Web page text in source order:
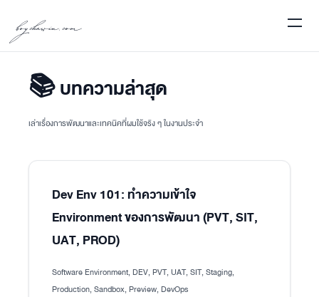
boychawin.com
📚 บทความล่าสุด
เล่าเรื่องการพัฒนาและเทคนิคที่ผมใช้จริง ๆ ในงานประจำ
Dev Env 101: ทำความเข้าใจ
Environment ของการพัฒนา (PVT, SIT,
UAT, PROD)
Software Environment, DEV, PVT, UAT, SIT, Staging,
Production, Sandbox, Preview, DevOps